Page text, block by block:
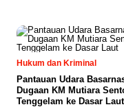
Hukum dan Kriminal
Pantauan Udara
Dugaan KM Mutiara
Tenggelam ke Dasar Laut